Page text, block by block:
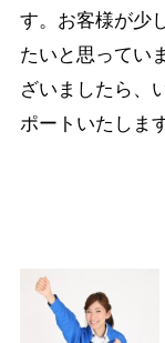
す。お客様が少
たいと思ってい
ざいましたら、
ポートいたします